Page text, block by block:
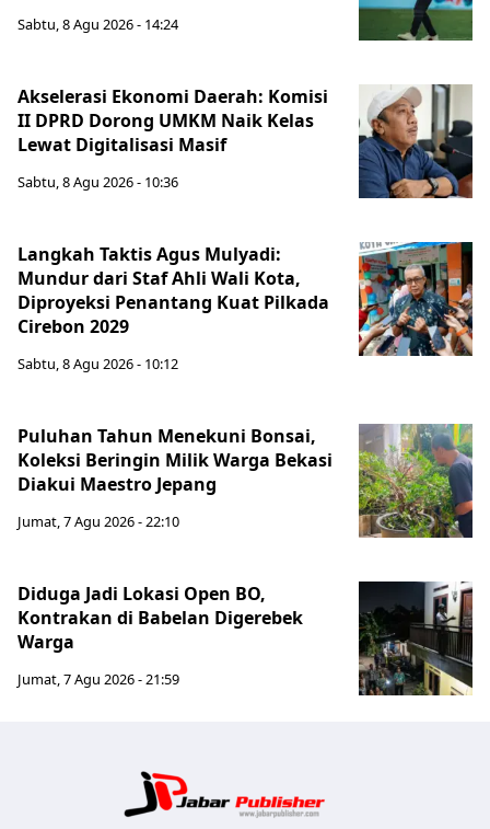
Sabtu, 8 Agu 2026 - 14:24
Akselerasi Ekonomi Daerah: Komisi
II DPRD Dorong UMKM Naik Kelas
Lewat Digitalisasi Masif
Sabtu, 8 Agu 2026 - 10:36
Langkah Taktis Agus Mulyadi:
Mundur dari Staf Ahli Wali Kota,
Diproyeksi Penantang Kuat Pilkada
Cirebon 2029
Sabtu, 8 Agu 2026 - 10:12
Puluhan Tahun Menekuni Bonsai,
Koleksi Beringin Milik Warga Bekasi
Diakui Maestro Jepang
Jumat, 7 Agu 2026 - 22:10
Diduga Jadi Lokasi Open BO,
Kontrakan di Babelan Digerebek
Warga
Jumat, 7 Agu 2026 - 21:59